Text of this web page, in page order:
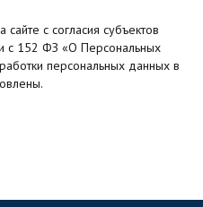
с согласия субъектов
с 152 ФЗ «О Персональных
персональных данных в